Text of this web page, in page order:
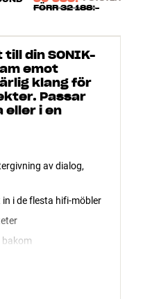
FÖRR32 188:-
din SONIK-
emot
klang för
Passar
eller i en
av dialog,
i de flesta hifi-möbler
bakom